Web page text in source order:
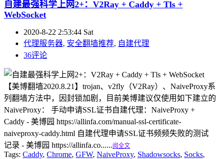
自建最强科学上网2+：V2Ray + Caddy + Tls +
WebSocket
2020-8-22 2:53:44 Sat
代理服务器, 安全翻墙推荐, 自建代理
36评论
【美博翻墙2020.8.21】trojan、v2fly（V2Ray）、NaiveProxy系
列翻墙方法中，因封锁加剧，目前美博建议仅使用如下建立的
NaiveProxy： 手动申请SSL证书自建代理：NaiveProxy +
Caddy - 美博园 https://allinfa.com/manual-ssl-certificate-
naiveproxy-caddy.html 自建代理申请SSL证书频频失败的测试
记录 - 美博园 https://allinfa.co......阅全文
Tags: Caddy, Chrome, GFW, NaiveProxy, Shadowsocks, Socks,